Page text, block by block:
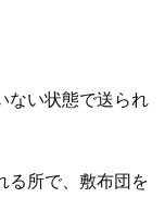
ない状態で送られ
る所で、敷布団を